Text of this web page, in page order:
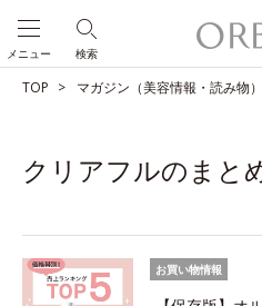
検索
メニュー
TOP マガジン（美容情報・読み物）
クリアフルのまと
お買い物情報